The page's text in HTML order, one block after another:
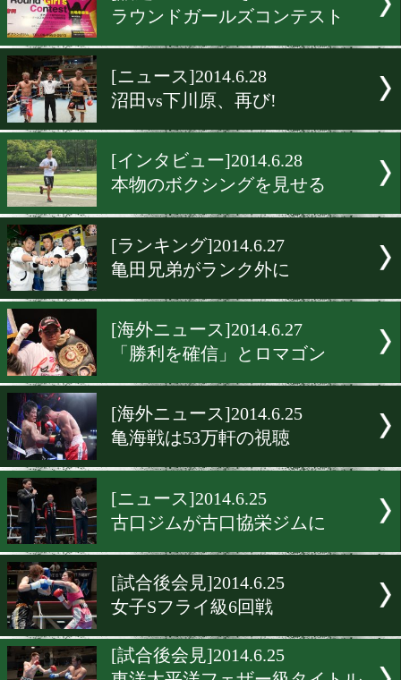
[ニュース]2014.6.29
名物記者を偲ぶ会
[話題のニュース]2014.6.29
ラウンドガールズコンテス
沼田vs下川原、再び!
[インタビュー]2014.6.28
本物のボクシングを見せる
[ランキング]2014.6.27
亀田兄弟がランク外に
[海外ニュース]2014.6.27
[海外ニュース]2014.6.25
亀海戦は53万軒の視聴